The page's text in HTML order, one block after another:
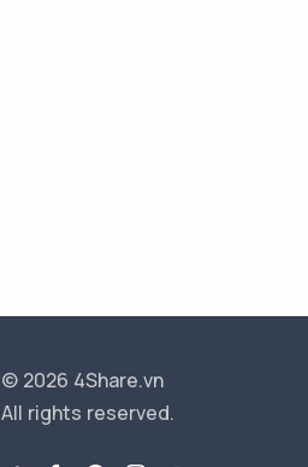
© 2026 4Share.vn
All rights reserved.